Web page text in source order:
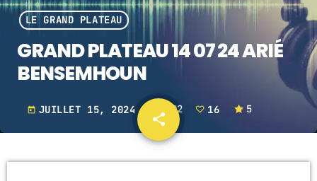
janvier 2024
septembre 2023
juin 2023
UPCOMING SHOWS
LE GRAND PLATEAU
GRAND PLATEAU 14 07 24 ARIÉ
BENSEMHOUN
today JUILLET 15, 2024 1002 16 5
share
16
email